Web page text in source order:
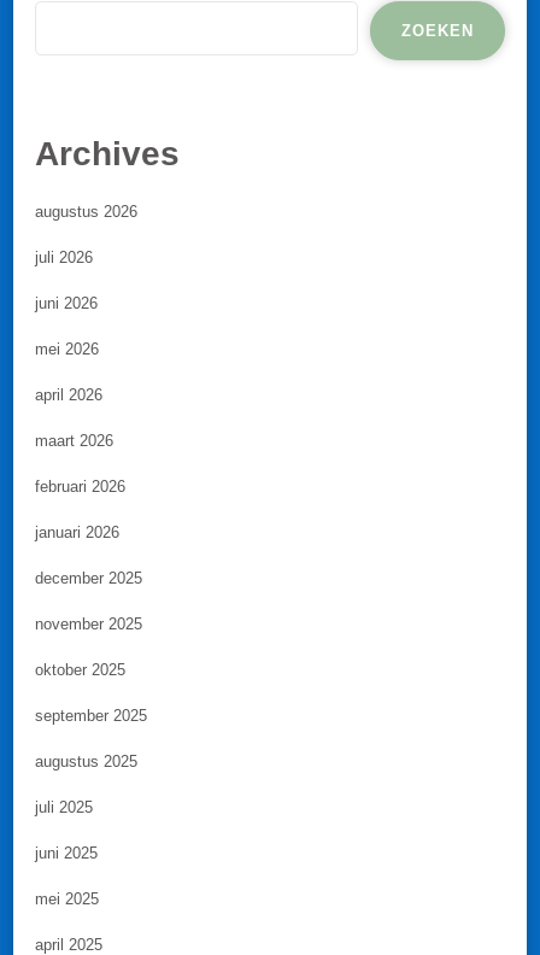
ZOEKEN
Archives
augustus 2026
juli 2026
juni 2026
mei 2026
april 2026
maart 2026
februari 2026
januari 2026
december 2025
november 2025
oktober 2025
september 2025
augustus 2025
juli 2025
juni 2025
mei 2025
april 2025